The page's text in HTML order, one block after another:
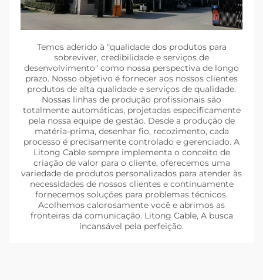
Temos aderido à "qualidade dos produtos para
sobreviver, credibilidade e serviços de
desenvolvimento" como nossa perspectiva de longo
prazo. Nosso objetivo é fornecer aos nossos clientes
produtos de alta qualidade e serviços de qualidade.
Nossas linhas de produção profissionais são
totalmente automáticas, projetadas especificamente
pela nossa equipe de gestão. Desde a produção de
matéria-prima, desenhar fio, recozimento, cada
processo é precisamente controlado e gerenciado. A
Litong Cable sempre implementa o conceito de
criação de valor para o cliente, oferecemos uma
variedade de produtos personalizados para atender às
necessidades de nossos clientes e continuamente
fornecemos soluções para problemas técnicos.
Acolhemos calorosamente você e abrimos as
fronteiras da comunicação. Litong Cable, A busca
incansável pela perfeição.